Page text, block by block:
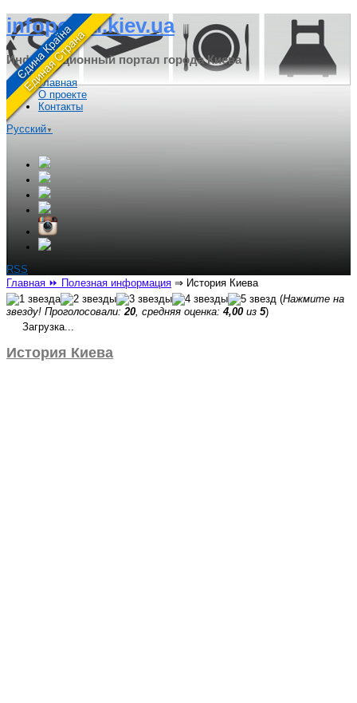
infoportal.kiev.ua
Информационный портал города Киева
Главная
О проекте
Контакты
Русский ▼
RSS
Главная ⏩ Полезная информация ⇒ История Киева
(Нажмите на
звезду! Проголосовали: 20 , средняя оценка: 4,00 из 5)
Загрузка...
История Киева